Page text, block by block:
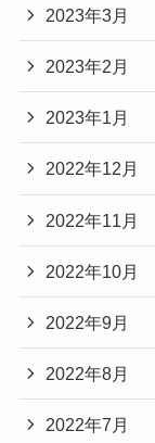
2023年3月
2023年2月
2023年1月
2022年12月
2022年11月
2022年10月
2022年9月
2022年8月
2022年7月